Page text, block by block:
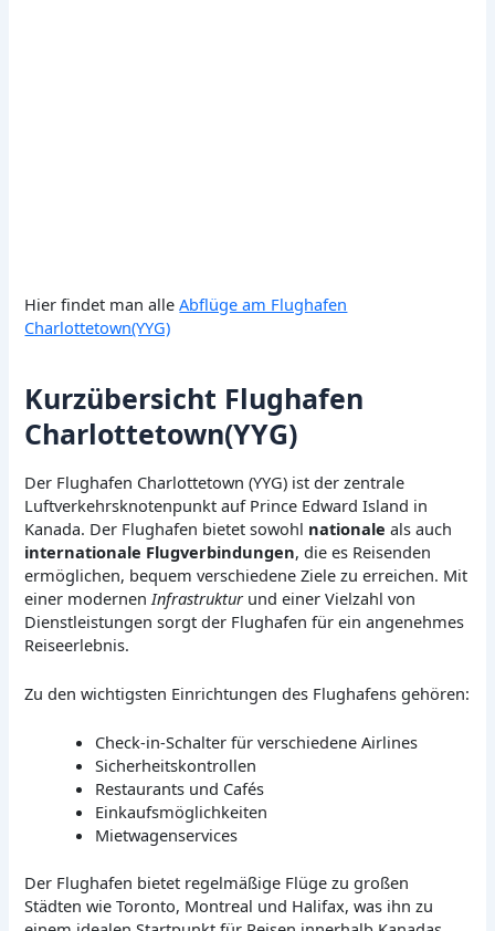
Hier findet man alleAbflüge am Flughafen
Charlottetown(YYG)
Kurzübersicht Flughafen
Charlottetown(YYG)
Der Flughafen Charlottetown (YYG) ist der zentrale
Luftverkehrsknotenpunkt auf Prince Edward Island in
Kanada. Der Flughafen bietet sowohl nationale als auch
internationale Flugverbindungen, die es Reisenden
ermöglichen, bequem verschiedene Ziele zu erreichen. Mit
einer modernen Infrastrukturund einer Vielzahl von
Dienstleistungen sorgt der Flughafen für ein angenehmes
Reiseerlebnis.
Zu den wichtigsten Einrichtungen des Flughafens gehören:
Check-in-Schalter für verschiedene Airlines
Sicherheitskontrollen
Restaurants und Cafés
Einkaufsmöglichkeiten
Mietwagenservices
Der Flughafen bietet regelmäßige Flüge zu großen
Städten wie Toronto, Montreal und Halifax, was ihn zu